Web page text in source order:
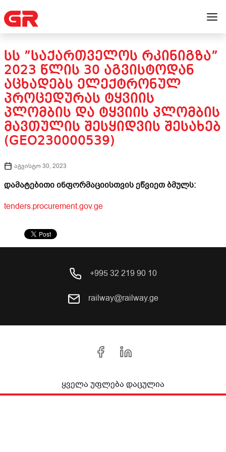
ᲡᲡ ”ᲡᲐᲥᲐᲠᲗᲕᲔᲚᲝᲡ ᲠᲙᲘᲜᲘᲒᲖᲐ”
2023 ᲬᲚᲘᲡ 30 ᲐᲒᲕᲘᲡᲢᲝᲓᲐᲜ
ᲐᲪᲮᲐᲓᲔᲑᲡ ᲔᲚᲔᲥᲢᲠᲝᲜᲣᲚ
ᲞᲠᲝᲪᲔᲓᲣᲠᲐᲡ ᲢᲧᲕᲘᲘᲡ
ᲞᲚᲝᲛᲑᲘᲡ ᲓᲐ ᲢᲧᲕᲘᲘᲡ ᲞᲚᲝᲛᲑᲘᲡ
ᲛᲐᲕᲗᲣᲚᲘᲡ ᲨᲔᲡᲧᲘᲓᲕᲘᲡ ᲨᲔᲡᲐᲮᲔᲑ
(GEO230000539)
აგვისტო 30, 2023
დამატებითი ინფორმაციისთვის ეწვიეთ ბმულს:
tenders.procurement.gov.ge
+995 32 219 90 10
railway@railway.ge
ყველა უფლება დაცულია